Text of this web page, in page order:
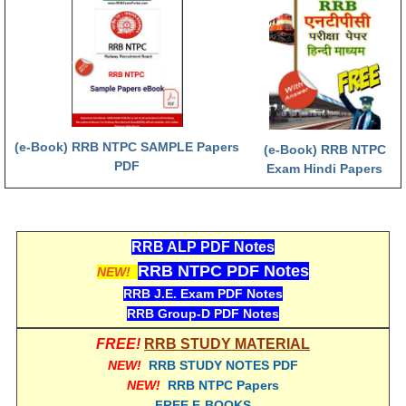
RRB एनटीपीसी - NTPC
RRB लोको पायलट - ALP
RRB रेलवे ग्रुप-डी
RRB जूनियर इंजीनियर - JE
(e-Book) RRB NTPC SAMPLE Papers
PDF
(e-Book) RRB NTPC
Exam Hindi Papers
RRB ALP PDF Notes
NEW! RRB NTPC PDF Notes
RRB J.E. Exam PDF Notes
RRB Group-D PDF Notes
FREE! RRB STUDY MATERIAL
NEW! RRB STUDY NOTES PDF
NEW! RRB NTPC Papers